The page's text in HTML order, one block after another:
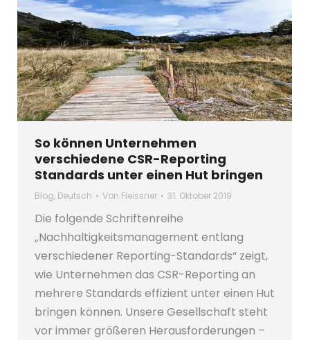
So können Unternehmen
verschiedene CSR-Reporting
Standards unter einen Hut bringen
Blog, Deutsch Von Fleissner 31. Oktober 2019
Die folgende Schriftenreihe
„Nachhaltigkeitsmanagement entlang
verschiedener Reporting-Standards“ zeigt,
wie Unternehmen das CSR-Reporting an
mehrere Standards effizient unter einen Hut
bringen können. Unsere Gesellschaft steht
vor immer größeren Herausforderungen –